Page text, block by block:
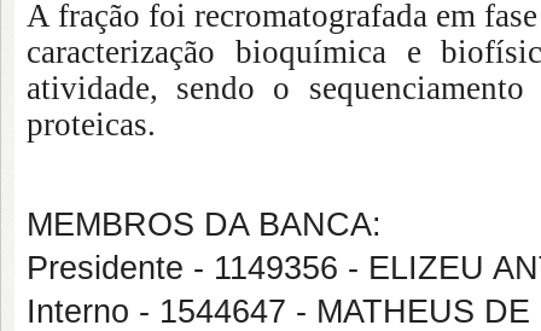
A fração foi recromatografada em
caracterização bioquímica e
atividade, sendo o
proteicas.
MEMBROS DA BANCA:
Presidente - 1149356 - ELIZEU
Interno - 1544647 - MATHEUS